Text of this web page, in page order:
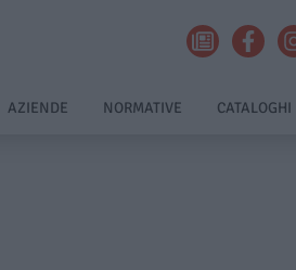
AZIENDE NORMATIVE CATALOGHI